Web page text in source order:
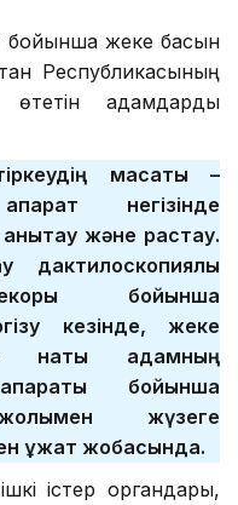
бойынша жеке басын
Республикасының
өтетін адамдарды
мақсаты –
негізінде
және растау.
бойынша
кезінде, жеке
адамның
бойынша
жүзеге
құжат жобасында.
істер органдары,